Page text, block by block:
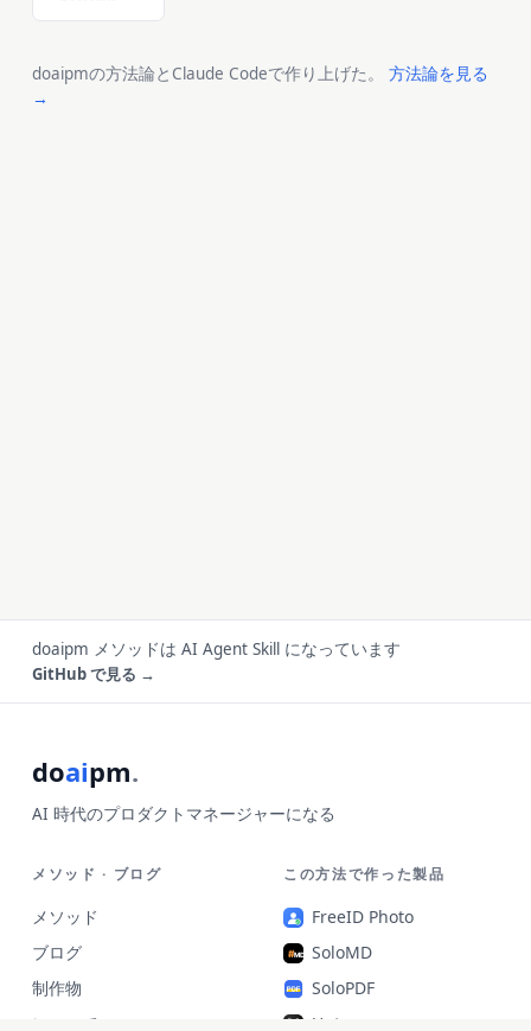
doaipmの方法論とClaude Codeで作り上げた。 方法論を見る
→
doaipm メソッドは AI Agent Skill になっています
GitHub で見る →
doaipm.
AI 時代のプロダクトマネージャーになる
メソッド · ブログ
メソッド
ブログ
制作物
について
この方法で作った製品
FreeID Photo
SoloMD
SoloPDF
Unterm